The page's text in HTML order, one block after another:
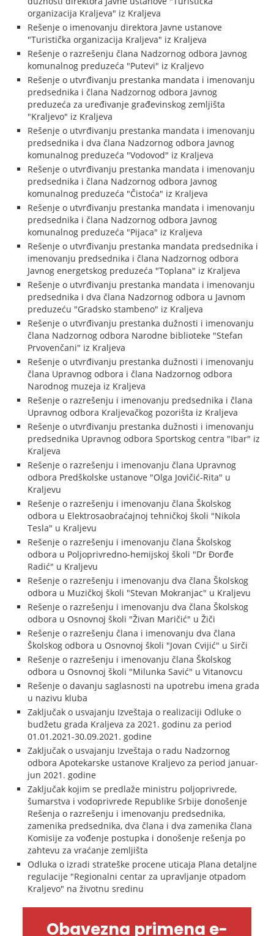
organizacija Kraljeva" iz Kraljeva
Rešenje o imenovanju direktora Javne ustanove
"Turistička organizacija Kraljeva" iz Kraljeva
Rešenje o razrešenju člana Nadzornog odbora Javnog
komunalnog preduzeća "Putevi" iz Kraljevo
Rešenje o utvrđivanju prestanka mandata i imenovanju
predsednika i člana Nadzornog odbora Javnog
preduzeća za uređivanje građevinskog zemljišta
"Kraljevo" iz Kraljeva
Rešenje o utvrđivanju prestanka mandata i imenovanju
predsednika i dva člana Nadzornog odbora Javnog
komunalnog preduzeća "Vodovod" iz Kraljeva
Rešenje o utvrđivanju prestanka mandata i imenovanju
predsednika i člana Nadzornog odbora Javnog
komunalnog preduzeća "Čistoća" iz Kraljeva
Rešenje o utvrđivanju prestanka mandata i imenovanju
predsednika i člana Nadzornog odbora Javnog
komunalnog preduzeća "Pijaca" iz Kraljeva
Rešenje o utvrđivanju prestanka mandata predsednika i
imenovanju predsednika i člana Nadzornog odbora
Javnog energetskog preduzeća "Toplana" iz Kraljeva
Rešenje o utvrđivanju prestanka mandata i imenovanju
predsednika i dva člana Nadzornog odbora u Javnom
preduzeću "Gradsko stambeno" iz Kraljeva
Rešenje o utvrđivanju prestanka dužnosti i imenovanju
člana Nadzornog odbora Narodne biblioteke "Stefan
Prvovenčani" iz Kraljeva
Rešenje o utvrđivanju prestanka dužnosti i imenovanju
člana Upravnog odbora i člana Nadzornog odbora
Narodnog muzeja iz Kraljeva
Rešenje o razrešenju i imenovanju predsednika i člana
Upravnog odbora Kraljevačkog pozorišta iz Kraljeva
Rešenje o utvrđivanju prestanka dužnosti i imenovanju
predsednika Upravnog odbora Sportskog centra "Ibar" iz
Kraljeva
Rešenje o razrešenju i imenovanju člana Upravnog
odbora Predškolske ustanove "Olga Jovičić-Rita" u
Kraljevu
Rešenje o razrešenju i imenovanju člana Školskog
odbora u Elektrosaobraćajnoj tehničkoj školi "Nikola
Tesla" u Kraljevu
Rešenje o razrešenju i imenovanju člana Školskog
odbora u Poljoprivredno-hemijskoj školi "Dr Đorđe
Radić" u Kraljevu
Rešenje o razrešenju i imenovanju dva člana Školskog
odbora u Muzičkoj školi "Stevan Mokranjac" u Kraljevu
Rešenje o razrešenju i imenovanju dva člana Školskog
odbora u Osnovnoj školi "Živan Maričić" u Žiči
Rešenje o razrešenju člana i imenovanju dva člana
Školskog odbora u Osnovnoj školi "Jovan Cvijić" u Sirči
Rešenje o razrešenju i imenovanju člana Školskog
odbora u Osnovnoj školi "Milunka Savić" u Vitanovcu
Rešenje o davanju saglasnosti na upotrebu imena grada
u nazivu kluba
Zaključak o usvajanju Izveštaja o realizaciji Odluke o
budžetu grada Kraljeva za 2021. godinu za period
01.01.2021-30.09.2021. godine
Zaključak o usvajanju Izveštaja o radu Nadzornog
odbora Apotekarske ustanove Kraljevo za period januar-
jun 2021. godine
Zaključak kojim se predlaže ministru poljoprivrede,
šumarstva i vodoprivrede Republike Srbije donošenje
Rešenja o razrešenju i imenovanju predsednika,
zamenika predsednika, dva člana i dva zamenika člana
Komisije za vođenje postupka i donošenje rešenja po
zahtevu za vraćanje zemljišta
Odluka o izradi strateške procene uticaja Plana detaljne
regulacije "Regionalni centar za upravljanje otpadom
Kraljevo" na životnu sredinu
Obavezna primena e-